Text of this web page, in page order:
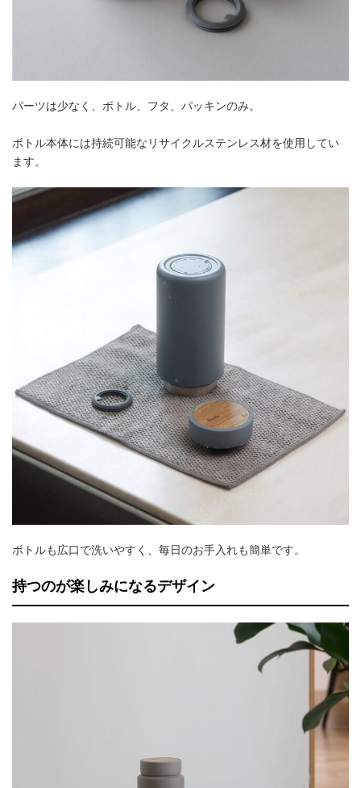
パーツは少なく、ボトル、フタ、パッキンのみ。
ボトル本体には持続可能なリサイクルステンレス材を使用してい
ます。
ボトルも広口で洗いやすく、毎日のお手入れも簡単です。
持つのが楽しみになるデザイン